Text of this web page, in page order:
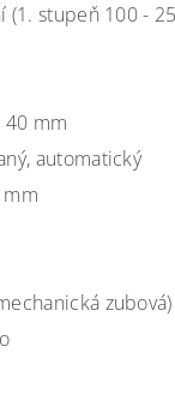
(1. stupeň 100 -
mm
automatický
zubová)